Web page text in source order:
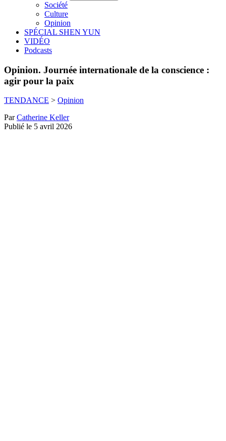
Société
Culture
Opinion
SPÉCIAL SHEN YUN
VIDÉO
Podcasts
Opinion. Journée internationale de la conscience :
agir pour la paix
TENDANCE > Opinion
ParCatherine Keller
Publié le 5 avril 2026